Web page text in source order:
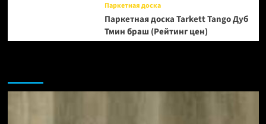
Паркетная доска
Паркетная доска Tarkett Tango Дуб
Тмин браш (Рейтинг цен)